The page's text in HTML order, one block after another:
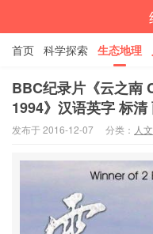
首页 科学探索 生态地理
经典纪录 4K纪录片 精品
BBC纪录片《云之
1994》汉语英字 标
发布于 2016-12-07 分类： 人